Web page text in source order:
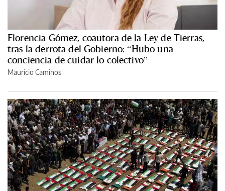
Florencia Gómez, coautora de la Ley de Tierras,
tras la derrota del Gobierno: “Hubo una
conciencia de cuidar lo colectivo”
Mauricio Caminos